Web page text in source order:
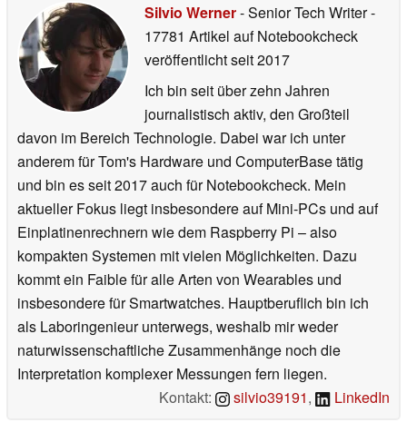
Silvio Werner- Senior Tech Writer-
17781 Artikel auf Notebookcheck
veröffentlichtseit 2017
Ich bin seit über zehn Jahren
journalistisch aktiv, den Großteil
davon im Bereich Technologie. Dabei war ich unter
anderem für Tom's Hardware und ComputerBase tätig
und bin es seit 2017 auch für Notebookcheck. Mein
aktueller Fokus liegt insbesondere auf Mini-PCs und auf
Einplatinenrechnern wie dem Raspberry Pi – also
kompakten Systemen mit vielen Möglichkeiten. Dazu
kommt ein Faible für alle Arten von Wearables und
insbesondere für Smartwatches. Hauptberuflich bin ich
als Laboringenieur unterwegs, weshalb mir weder
naturwissenschaftliche Zusammenhänge noch die
Interpretation komplexer Messungen fern liegen.
Kontakt:
silvio39191, LinkedIn